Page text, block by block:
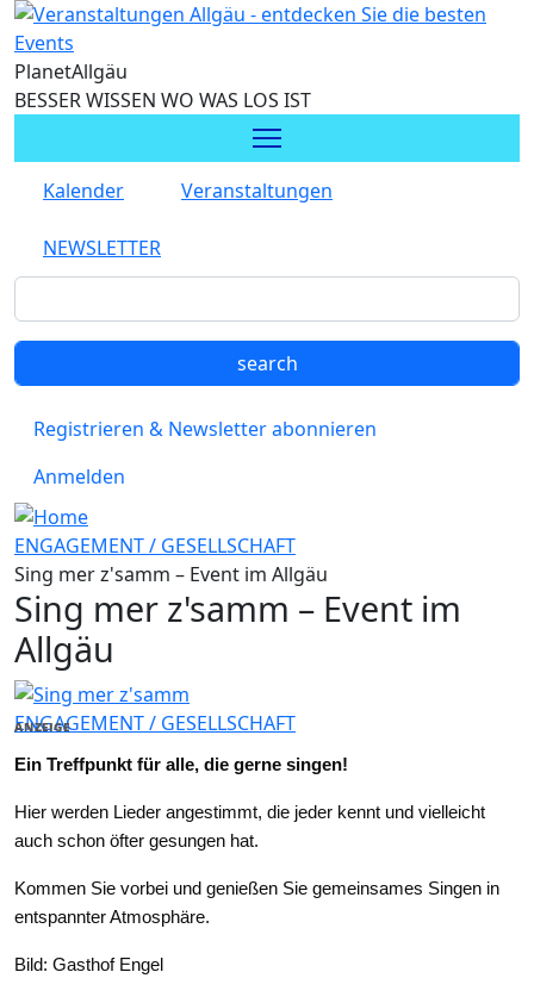
Direkt zum Inhalt
PlanetAllgäu
BESSER WISSEN WO WAS LOS IST
Kalender Veranstaltungen
NEWSLETTER
Registrieren & Newsletter abonnieren
Anmelden
ENGAGEMENT / GESELLSCHAFT
Sing mer z'samm – Event im Allgäu
Sing mer z'samm – Event im
Allgäu
ENGAGEMENT / GESELLSCHAFT
ANZEIGE
Ein Treffpunkt für alle, die gerne singen!
Hier werden Lieder angestimmt, die jeder kennt und vielleicht
auch schon öfter gesungen hat.
Kommen Sie vorbei und genießen Sie gemeinsames Singen in
entspannter Atmosphäre.
Bild: Gasthof Engel